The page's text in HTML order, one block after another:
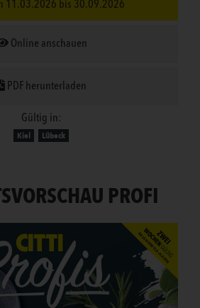
11.03.2026 bis 30.09.2026
Online anschauen
PDF herunterladen
Gültig in:
Kiel
Lübeck
PROFI